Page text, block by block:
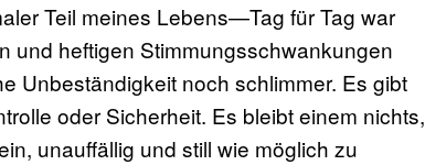
Teil meines Lebens—Tag für Tag war
und heftigen Stimmungsschwankungen
Unbeständigkeit noch schlimmer. Es gibt
oder Sicherheit. Es bleibt einem nichts,
unauffällig und still wie möglich zu